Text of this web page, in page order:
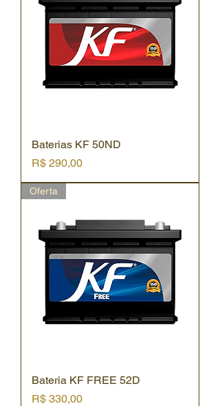
Baterias KF 50ND
Preço
R$ 290,00
Oferta
Bateria KF FREE 52D
Preço
R$ 330,00